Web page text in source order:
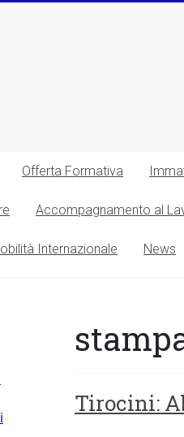
Offerta Formativa
Accompagnamento al
Internazionale News
Tirocini: